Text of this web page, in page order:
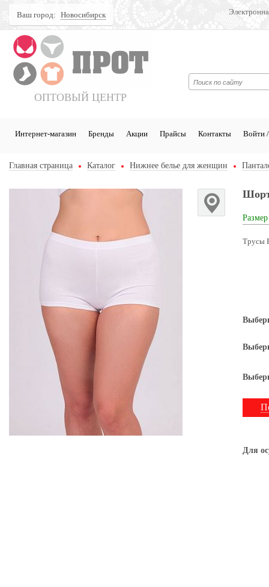
Ваш город: Новосибирск
ОПТОВЫЙ ЦЕНТР
Интернет-магазин Бренды Акции Прайсы Контакты Войти /
Главная страница Каталог Нижнее белье для женщин
Трусы
Для